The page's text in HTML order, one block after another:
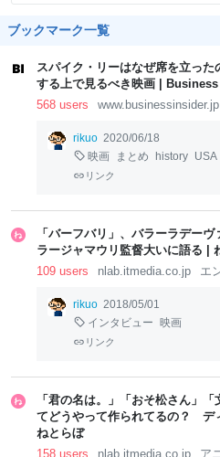
ブックマーク一覧
スパイク・リーはなぜ席を立っ
する上で見るべき映画 |
568 users
www.businessinsider.jp
rikuo 2020/06/18
映画
まとめ history USA
リンク
「バーフバリ」、バラーラデー
ラージャマウリ監督大いに語る |
109 users
nlab.itmedia.co.jp エ
rikuo 2018/05/01
インタビュー
映画
リンク
「君の名は。」「おそ松さん」
てどうやって作られてるの？ デ
ねとらぼ
158 users
nlab.itmedia.co.jp ア